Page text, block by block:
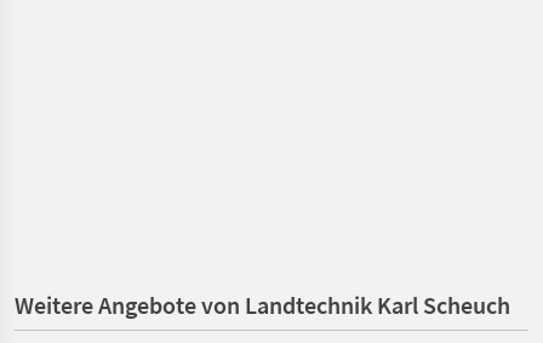
Weitere Angebote von Landtechnik Karl Scheuch